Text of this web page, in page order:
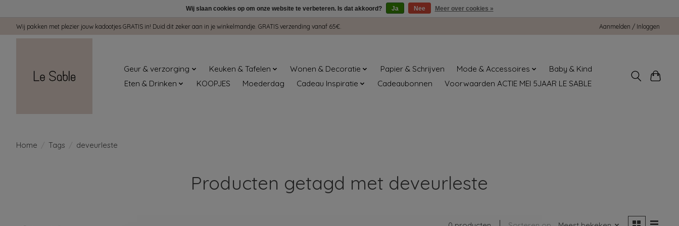
Wij pakken met plezier jouw kadootjes GRATIS in! Duid dit zeker aan in je winkelmandje. GRATIS verzending vanaf 65€. Aanmelden / Inloggen
Geur & verzorging Keuken & Tafelen Wonen & Decoratie Papier & Schrijven Mode & Accessoires
Baby & Kind
Eten & Drinken
KOOPJES Moederdag Cadeau Inspiratie Cadeaubonnen Voorwaarden ACTIE MEI 5JAAR LE SABLE
Home / Tags / deveurleste
Producten getagd met deveurleste
Wij slaan cookies op om onze website te verbeteren. Is dat akkoord? Ja Nee Meer over cookies »